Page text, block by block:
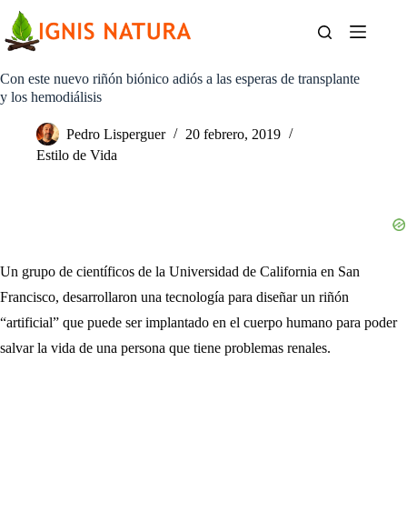
contenido
Con este nuevo riñón biónico adiós a las esperas de transplante
y los hemodiálisis
Pedro Lisperguer
20 febrero, 2019
Estilo de Vida
Un grupo de científicos de la Universidad de California en San
Francisco, desarrollaron una tecnología para diseñar un riñón
“artificial” que puede ser implantado en el cuerpo humano para poder
salvar la vida de una persona que tiene problemas renales.